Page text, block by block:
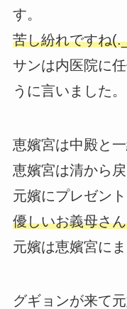
す。
苦し紛れですね
サンは内医院に
うに言いました。
恵嬪宮は中殿と
恵嬪宮は清から
元嬪にプレゼント
優しいお義母さ
元嬪は恵嬪宮に
グギョンが来て